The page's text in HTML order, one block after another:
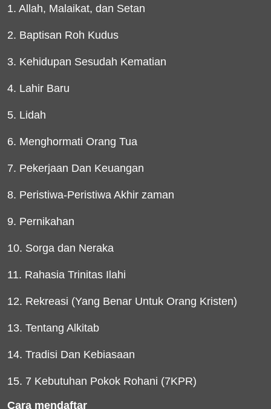
1. Allah, Malaikat, dan Setan
2. Baptisan Roh Kudus
3. Kehidupan Sesudah Kematian
4. Lahir Baru
5. Lidah
6. Menghormati Orang Tua
7. Pekerjaan Dan Keuangan
8. Peristiwa-Peristiwa Akhir zaman
9. Pernikahan
10. Sorga dan Neraka
11. Rahasia Trinitas Ilahi
12. Rekreasi (Yang Benar Untuk Orang Kristen)
13. Tentang Alkitab
14. Tradisi Dan Kebiasaan
15. 7 Kebutuhan Pokok Rohani (7KPR)
Cara mendaftar